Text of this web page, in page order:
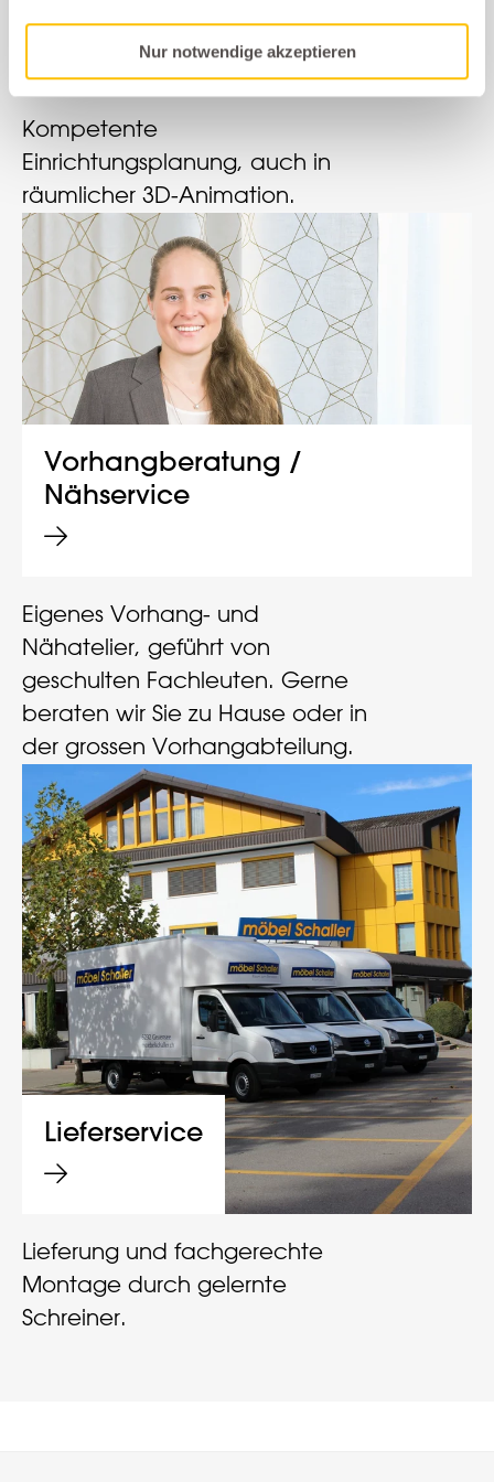
Nur notwendige akzeptieren
Kompetente
Einrichtungsplanung, auch in
räumlicher 3D-Animation.
Vorhangberatung /
Nähservice
Eigenes Vorhang- und
Nähatelier, geführt von
geschulten Fachleuten. Gerne
beraten wir Sie zu Hause oder in
der grossen Vorhangabteilung.
Lieferservice
Lieferung und fachgerechte
Montage durch gelernte
Schreiner.